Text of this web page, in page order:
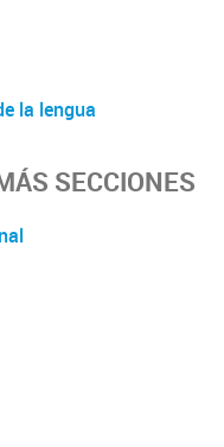
la lengua
SECCIONES